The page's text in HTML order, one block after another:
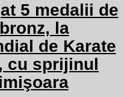
5 medalii de
la
de Karate
cu sprijinul